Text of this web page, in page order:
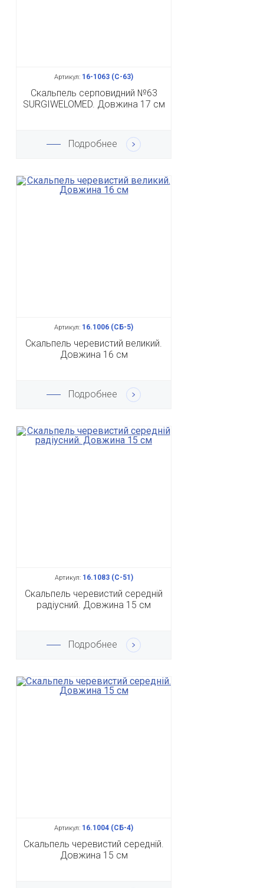
Артикул: 16-1063 (С-63)
Скальпель серповидний №63
SURGIWELOMED. Довжина 17 см
Подробнее
Артикул: 16.1006 (СБ-5)
Скальпель черевистий великий.
Довжина 16 см
Подробнее
Артикул:16.1083 (С-51)
Скальпель черевистий середній
радіусний. Довжина 15 см
Подробнее
Артикул: 16.1004 (СБ-4)
Скальпель черевистий середній.
Довжина 15 см